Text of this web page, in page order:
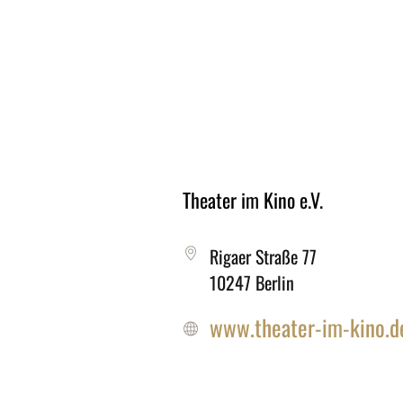
Theater im Kino e.V.
Rigaer Straße 77
10247 Berlin
www.theater-im-